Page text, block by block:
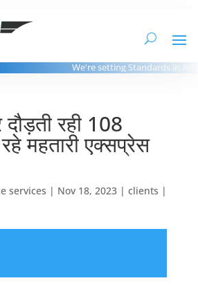
We're setting Standards in
रही 108
महतारी एक्सप्रेस
services | Nov 18, 2023| clients |